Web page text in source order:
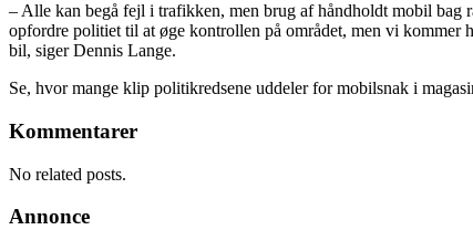
– Alle kan begå fejl i trafikken, men brug af håndholdt mobil bag
opfordre politiet til at øge kontrollen på området, men vi
bil, siger Dennis Lange.
Se, hvor mange klip politikredsene uddeler for mobilsnak i
Kommentarer
No related posts.
Annonce